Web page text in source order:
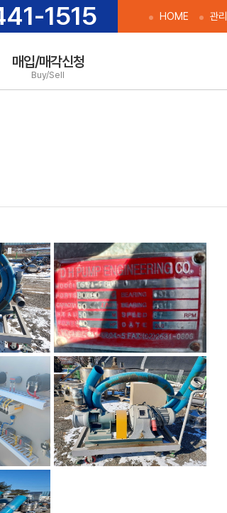
1515 HOME 관
매입/매각신청
Buy/Sell